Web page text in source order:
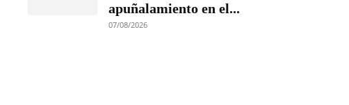
apuñalamiento en el...
07/08/2026